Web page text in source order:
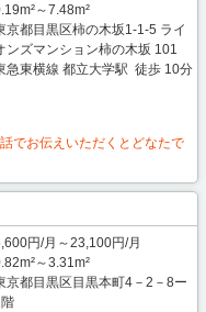
～7.48m²
京都目黒区柿の木坂1-1-5 ライ
ンズマンション柿の木坂 101
急東横線 都立大学駅 徒歩 10分
でお伝えいただくとどなたで
円/月～23,100円/月
～3.31m²
京都目黒区目黒本町4－2－8ー